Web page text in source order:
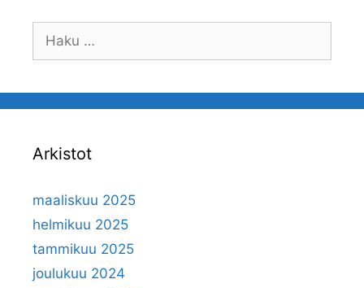
Arkistot
maaliskuu 2025
helmikuu 2025
tammikuu 2025
joulukuu 2024